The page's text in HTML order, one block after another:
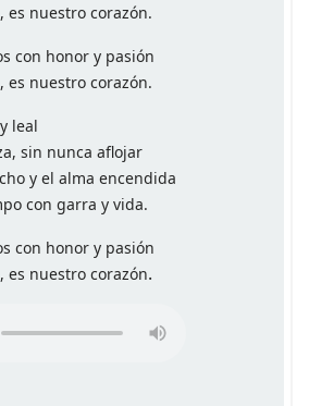
es nuestro corazón.
con honor y pasión
es nuestro corazón.
leal
sin nunca aflojar
y el alma encendida
con garra y vida.
con honor y pasión
es nuestro corazón.